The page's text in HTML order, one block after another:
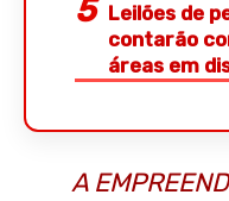
Leilões de
contarão
áreas em
A